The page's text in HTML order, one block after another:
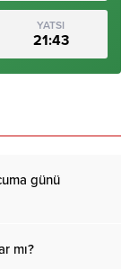
YATSI
21:43
günü
mı?